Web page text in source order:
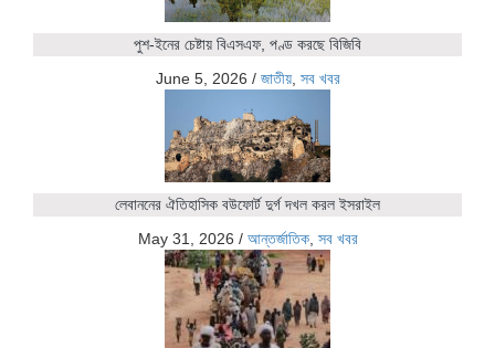
পুশ-ইনের চেষ্টায় বিএসএফ, পণ্ড করছে বিজিবি
June 5, 2026 / জাতীয়, সব খবর
লেবাননের ঐতিহাসিক বউফোর্ট দুর্গ দখল করল ইসরাইল
May 31, 2026 / আন্তর্জাতিক, সব খবর